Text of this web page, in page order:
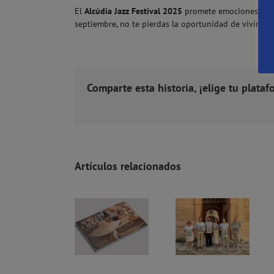
El Alcúdia Jazz Festival 2025 promete emociones
septiembre, no te pierdas la oportunidad de vivir
Comparte esta historia, ¡elige tu
Artículos relacionados